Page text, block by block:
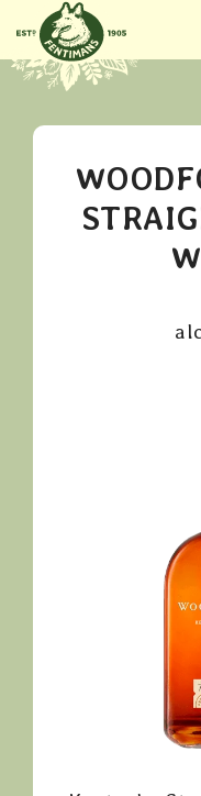
GÅ VIDERE
TIL
INNHOLDET